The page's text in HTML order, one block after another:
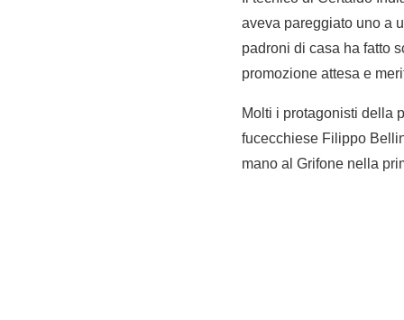
aveva pareggiato uno a
padroni di casa ha fatto
promozione attesa e
Molti i protagonisti della
fucecchiese Filippo
mano al Grifone nella